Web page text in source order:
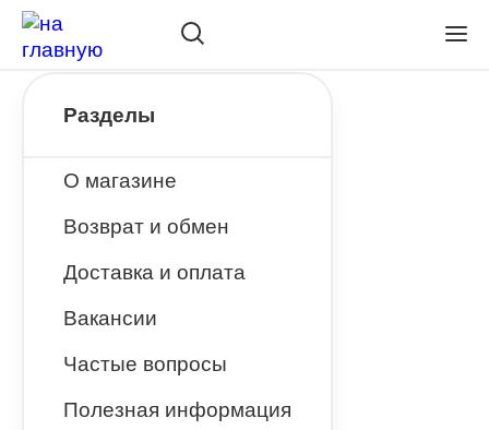
Разделы
О магазине
Возврат и обмен
Доставка и оплата
Вакансии
Частые вопросы
Полезная информация